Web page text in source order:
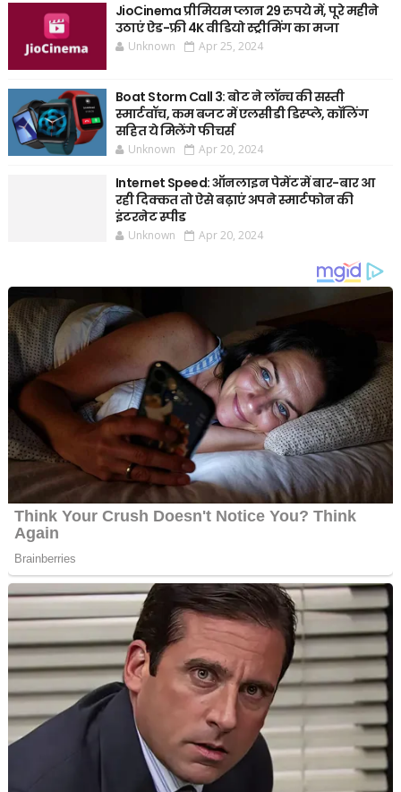
JioCinema प्रीमियम प्लान 29 रुपये में, पूरे महीने
उठाएं ऐड-फ्री 4K वीडियो स्ट्रीमिंग का मजा
Unknown Apr 25, 2024
Boat Storm Call 3: बोट ने लॉन्च की सस्ती
स्मार्टवॉच, कम बजट में एलसीडी डिस्प्ले, कॉलिंग
सहित ये मिलेंगे फीचर्स
Unknown Apr 20, 2024
Internet Speed: ऑनलाइन पेमेंट में बार-बार आ
रही दिक्कत तो ऐसे बढ़ाएं अपने स्मार्टफोन की
इंटरनेट स्पीड
Unknown Apr 20, 2024